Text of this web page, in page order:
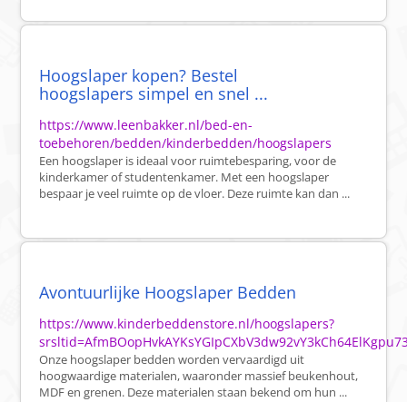
Hoogslaper kopen? Bestel
hoogslapers simpel en snel ...
https://www.leenbakker.nl/bed-en-
toebehoren/bedden/kinderbedden/hoogslapers
Een hoogslaper is ideaal voor ruimtebesparing, voor de
kinderkamer of studentenkamer. Met een hoogslaper
bespaar je veel ruimte op de vloer. Deze ruimte kan dan ...
Avontuurlijke Hoogslaper Bedden
https://www.kinderbeddenstore.nl/hoogslapers?
Onze hoogslaper bedden worden vervaardigd uit
hoogwaardige materialen, waaronder massief beukenhout,
MDF en grenen. Deze materialen staan bekend om hun ...